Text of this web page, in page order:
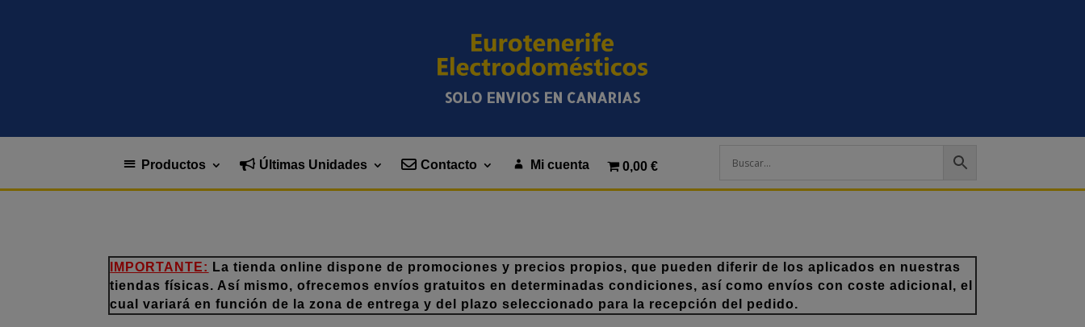
SOLO ENVIOS EN CANARIAS
Productos Últimas Unidades Contacto Mi cuenta 0,00 €
IMPORTANTE: La tienda online dispone de promociones y precios propios, que pueden diferir de los aplicados en nuestras
tiendas físicas. Así mismo, ofrecemos envíos gratuitos en determinadas condiciones, así como envíos con coste adicional, el
cual variará en función de la zona de entrega y del plazo seleccionado para la recepción del pedido.